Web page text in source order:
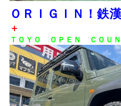
ＯＲＩＧＩＮ！鉄漢
＋
ＴＯＹＯ ＯＰＥＮ ＣＯＵ